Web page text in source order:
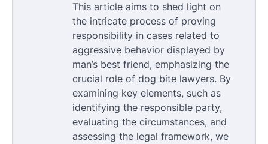
This article aims to shed light on
the intricate process of proving
responsibility in cases related to
aggressive behavior displayed by
man’s best friend, emphasizing the
crucial role of dog bite lawyers. By
examining key elements, such as
identifying the responsible party,
evaluating the circumstances, and
assessing the legal framework, we